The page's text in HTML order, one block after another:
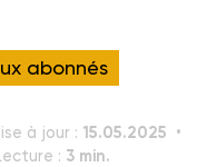
abonnés
à jour : 15.05.2025
: 3 min.